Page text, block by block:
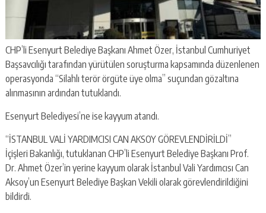
CHP’li Esenyurt Belediye Başkanı Ahmet Özer, İstanbul Cumhuriyet
Başsavcılığı tarafından yürütülen soruşturma kapsamında düzenlenen
operasyonda “Silahlı terör örgüte üye olma” suçundan gözaltına
alınmasının ardından tutuklandı.
Esenyurt Belediyesi’ne ise kayyum atandı.
“İSTANBUL VALİ YARDIMCISI CAN AKSOY GÖREVLENDİRİLDİ”
İçişleri Bakanlığı, tutuklanan CHP’li Esenyurt Belediye Başkanı Prof.
Dr. Ahmet Özer’in yerine kayyum olarak İstanbul Vali Yardımcısı Can
Aksoy’un Esenyurt Belediye Başkan Vekili olarak görevlendirildiğini
bildirdi.